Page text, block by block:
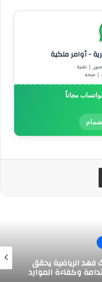
- أوامر ملكية
| تقنية
| صحة
مجاناً
مشاركة عبر البريد
فهد الرياضية يحقق
وكفاءة الموارد